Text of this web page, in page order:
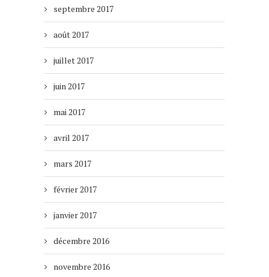
septembre 2017
août 2017
juillet 2017
juin 2017
mai 2017
avril 2017
mars 2017
février 2017
janvier 2017
décembre 2016
novembre 2016